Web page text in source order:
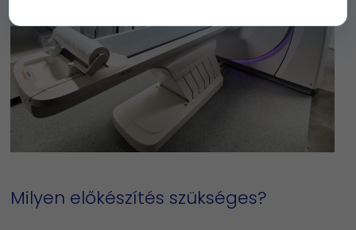
Milyen előkészítés szükséges?